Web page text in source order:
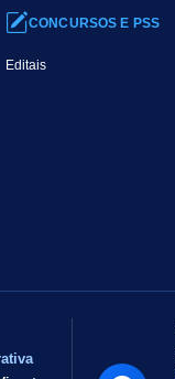
CONCURSOS E PSS
Editais